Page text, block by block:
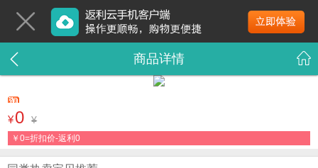
商品详情
¥0 ¥
￥0=折扣价-返利0